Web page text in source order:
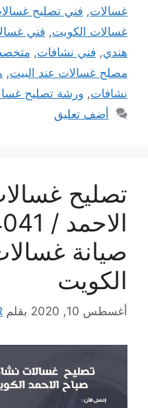
غسالات, فني تصليح
غسالات الكويت, فني
هندي, فني نشافات,
مصلح غسالات عند البيت,
نشافات, ورشة تصليح
أضف تعليق
تصليح
صيانة
الكويت
أغسطس 10, 2020 بقلم